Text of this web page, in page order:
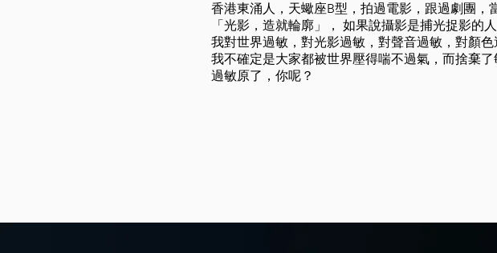
香港東涌人，天蠍座B型，拍過電影，跟過劇團，
「光影，造就輪廓」， 如果說攝影是捕光捉影的
我對世界過敏，對光影過敏，對聲音過敏，對顏
我不確定是大家都被世界壓得喘不過氣，而捨棄
過敏原了，你呢？